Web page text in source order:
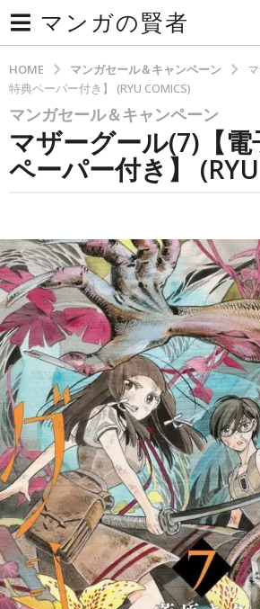
マンガの賢者
HOME マンガセール＆キャンペーン
特典ペーパー付き】 (RYU COMICS)
2
か
月
a
2
か
月
a
g
o
マンガセール＆キャンペーン
マザーグール(7)【
ペーパー付き】
b
y
t
e
c
h